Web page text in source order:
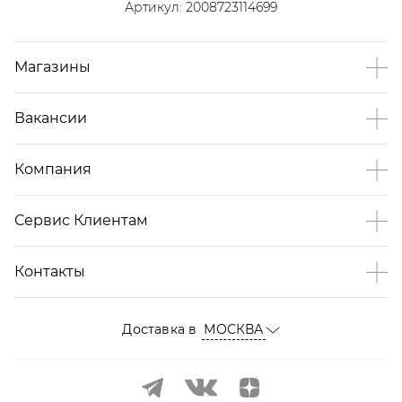
Артикул: 2008723114699
Магазины
Вакансии
Компания
Сервис Клиентам
Контакты
Доставка в МОСКВА